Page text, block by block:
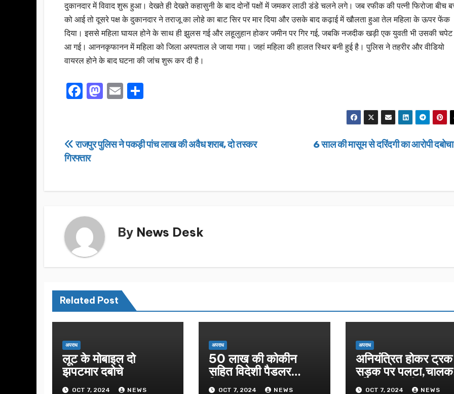
दुकानदार में विवाद शुरू हुआ। देखते ही देखते कहासुनी के बाद दोनों पक्षों में जमकर लाठी डंडे चलने लगे। जब रफीक की पत्नी फिरोजा बीच
को आई तो दूसरे पक्ष के दुकानदार ने तराजू का लोहे का बाट सिर पर मार दिया और उसके बाद कढ़ाई में खौलता हुआ तेल महिला के ऊपर फेंक
दिया। इससे महिला घायल होने के साथ ही झुलस गई और लहूलुहान होकर जमीन पर गिर गई, जबकि नजदीक खड़ी एक युवती भी उसकी चपेट
आ गई। आननकृफानन में महिला को जिला अस्पताल ले जाया गया। जहां महिला की हालत स्थिर बनी हुई है। पुलिस ने तहरीर और वीडियो
वायरल होने के बाद घटना की जांच शुरू कर दी है।
F
e
b
o
M
o
d
n
E
e
Post
navigation
6 साल की मासूम से दरिंदगी का आरोपी दबोचा
राजपुर पुलिस ने पकड़ी पांच लाख की अवैध शराब, दो तस्कर
गिरफ्तार
By News Desk
Related Post
अपराध
लूट के मोबाइल दो
झपटमार दबोचे
OCT 7, 2024 NEWS
अपराध
50 लाख की कोकीन
सहित विदेशी पैडलर
गिफ्तार
OCT 7, 2024 NEWS
अपराध
अनियंत्रित होकर ट्रक
सड़क पर
परिचालक गंभीर
OCT 7, 2024 NEWS
मामलों के
JANUARY